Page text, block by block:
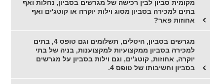
מקומית סביון לבין רכישה של מגרשים בסביון, נחלות ואף
בתים למכירה בסביון מסוג וילות יוקרה או קוטג'ים ואף
אחוזות פאר?
מגרשים בסביון, היטלים, תשלומים וגם טופס 4, בתים
למכירה בסביון ממקצועיות למקצוענות, בניה של בתי
יוקרה, אחוזות, קוטג'ים, וגם וילות בסביון על מגרשים
בסביון וחשיבותו של טופס 4.